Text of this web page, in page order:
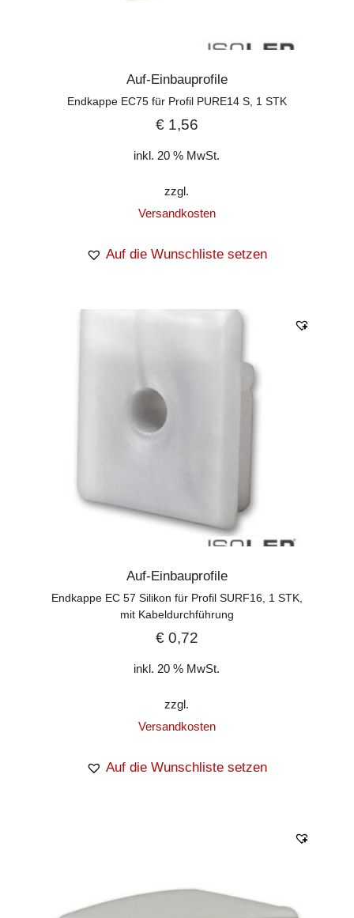
Auf-Einbauprofile
Endkappe EC75 für Profil PURE14 S, 1 STK
€1,56
inkl. 20 % MwSt.
zzgl.
Versandkosten
Auf die Wunschliste setzen
Auf-Einbauprofile
Endkappe EC 57 Silikon für Profil SURF16, 1 STK,
mit Kabeldurchführung
€0,72
inkl. 20 % MwSt.
zzgl.
Versandkosten
Auf die Wunschliste setzen